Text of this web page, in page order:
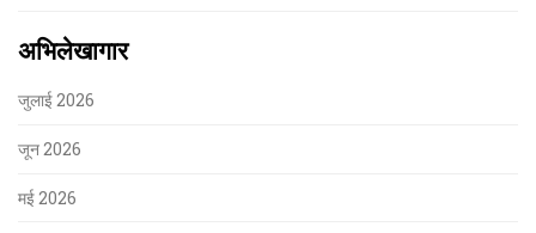
अभिलेखागार
जुलाई 2026
जून 2026
मई 2026